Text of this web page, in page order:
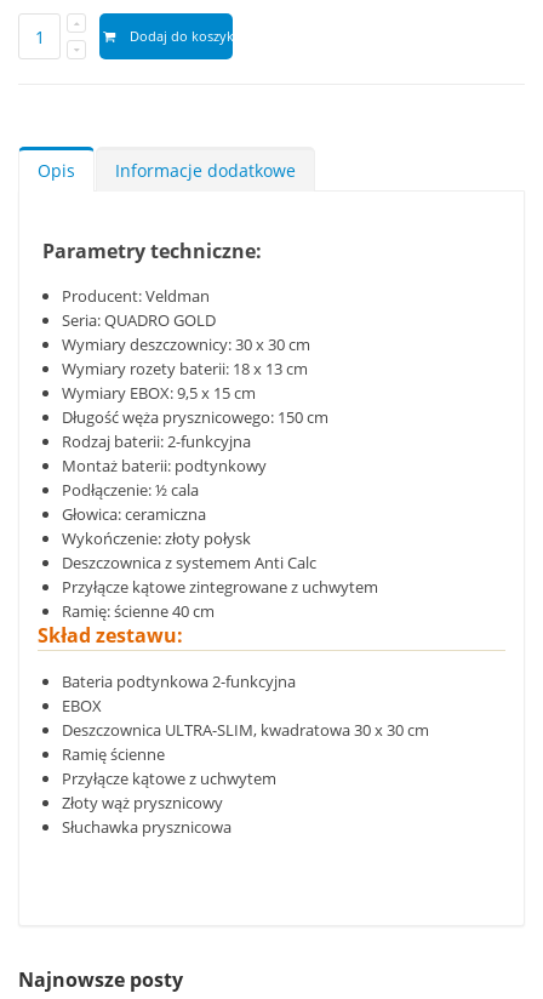
Dodaj do koszyka
Opis Informacje dodatkowe
Parametry techniczne:
Producent: Veldman
Seria: QUADRO GOLD
Wymiary deszczownicy: 30 x 30 cm
Wymiary rozety baterii: 18 x 13 cm
Wymiary EBOX: 9,5 x 15 cm
Długość węża prysznicowego: 150 cm
Rodzaj baterii: 2-funkcyjna
Montaż baterii: podtynkowy
Podłączenie: ½ cala
Głowica: ceramiczna
Wykończenie: złoty połysk
Deszczownica z systemem Anti Calc
Przyłącze kątowe zintegrowane z uchwytem
Ramię: ścienne 40 cm
Skład zestawu:
Bateria podtynkowa 2-funkcyjna
EBOX
Deszczownica ULTRA-SLIM, kwadratowa 30 x 30 cm
Ramię ścienne
Przyłącze kątowe z uchwytem
Złoty wąż prysznicowy
Słuchawka prysznicowa
Najnowsze posty